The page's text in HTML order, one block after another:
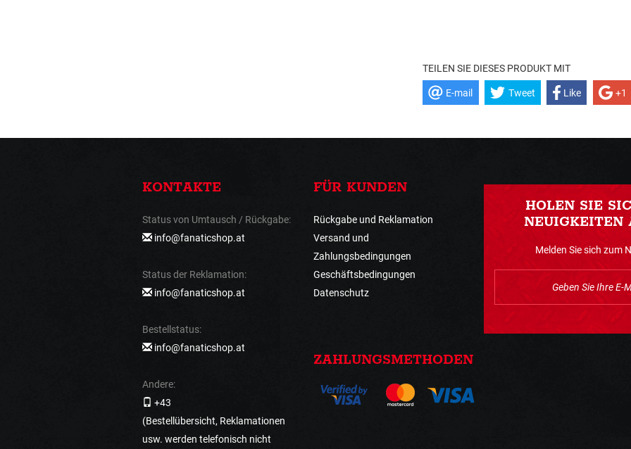
TEILEN SIE DIESES PRODUKT MIT
E-mail Tweet Like +1
KONTAKTE
Status von Umtausch / Rückgabe:
info@fanaticshop.at
Status der Reklamation:
info@fanaticshop.at
Bestellstatus:
info@fanaticshop.at
Andere:
+43
(Bestellübersicht, Reklamationen
usw. werden telefonisch nicht
FÜR KUNDEN
Rückgabe und Reklamation
Versand und
Zahlungsbedingungen
Geschäftsbedingungen
Datenschutz
ZAHLUNGSMETHODEN
HOLEN SIE
NEUIGKEITEN
Melden Sie sich zum